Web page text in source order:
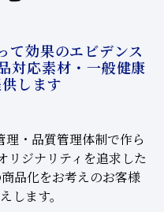
て効果のエビデンス
対応素材・一般健康
します
・品質管理体制で作ら
リジナリティを追求した
品化をお考えのお客様
します。